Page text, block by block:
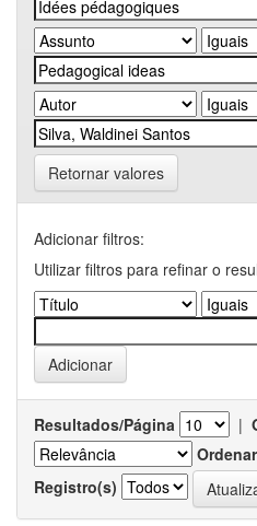
Retornar valores
Adicionar filtros:
Utilizar filtros para refinar o
Resultados/Página |
Ordenar
Registro(s)